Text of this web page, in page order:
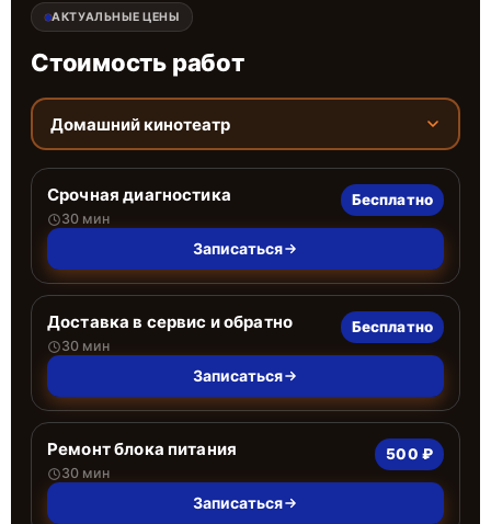
АКТУАЛЬНЫЕ ЦЕНЫ
Стоимость работ
Домашний кинотеатр
Срочная диагностика
30 мин
Бесплатно
Записаться
Доставка в сервис и обратно
30 мин
Бесплатно
Записаться
Ремонт блока питания
30 мин
500 ₽
Записаться